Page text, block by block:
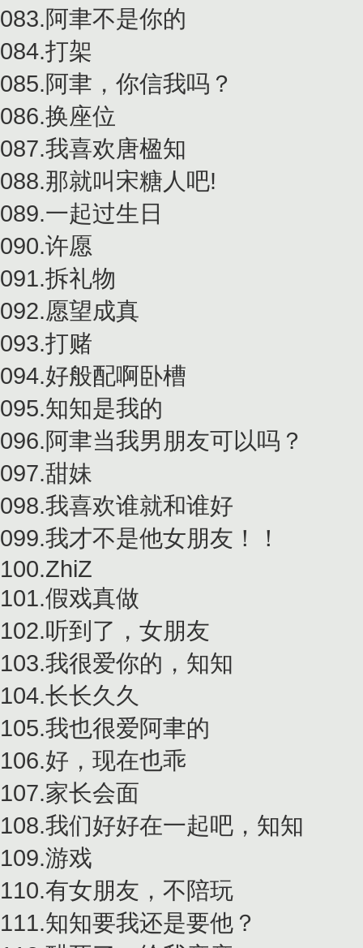
083.阿聿不是你的
084.打架
085.阿聿，你信我吗？
086.换座位
087.我喜欢唐楹知
088.那就叫宋糖人吧!
089.一起过生日
090.许愿
091.拆礼物
092.愿望成真
093.打赌
094.好般配啊卧槽
095.知知是我的
096.阿聿当我男朋友可以吗？
097.甜妹
098.我喜欢谁就和谁好
099.我才不是他女朋友！！
100.ZhiZ
101.假戏真做
102.听到了，女朋友
103.我很爱你的，知知
104.长长久久
105.我也很爱阿聿的
106.好，现在也乖
107.家长会面
108.我们好好在一起吧，知知
109.游戏
110.有女朋友，不陪玩
111.知知要我还是要他？